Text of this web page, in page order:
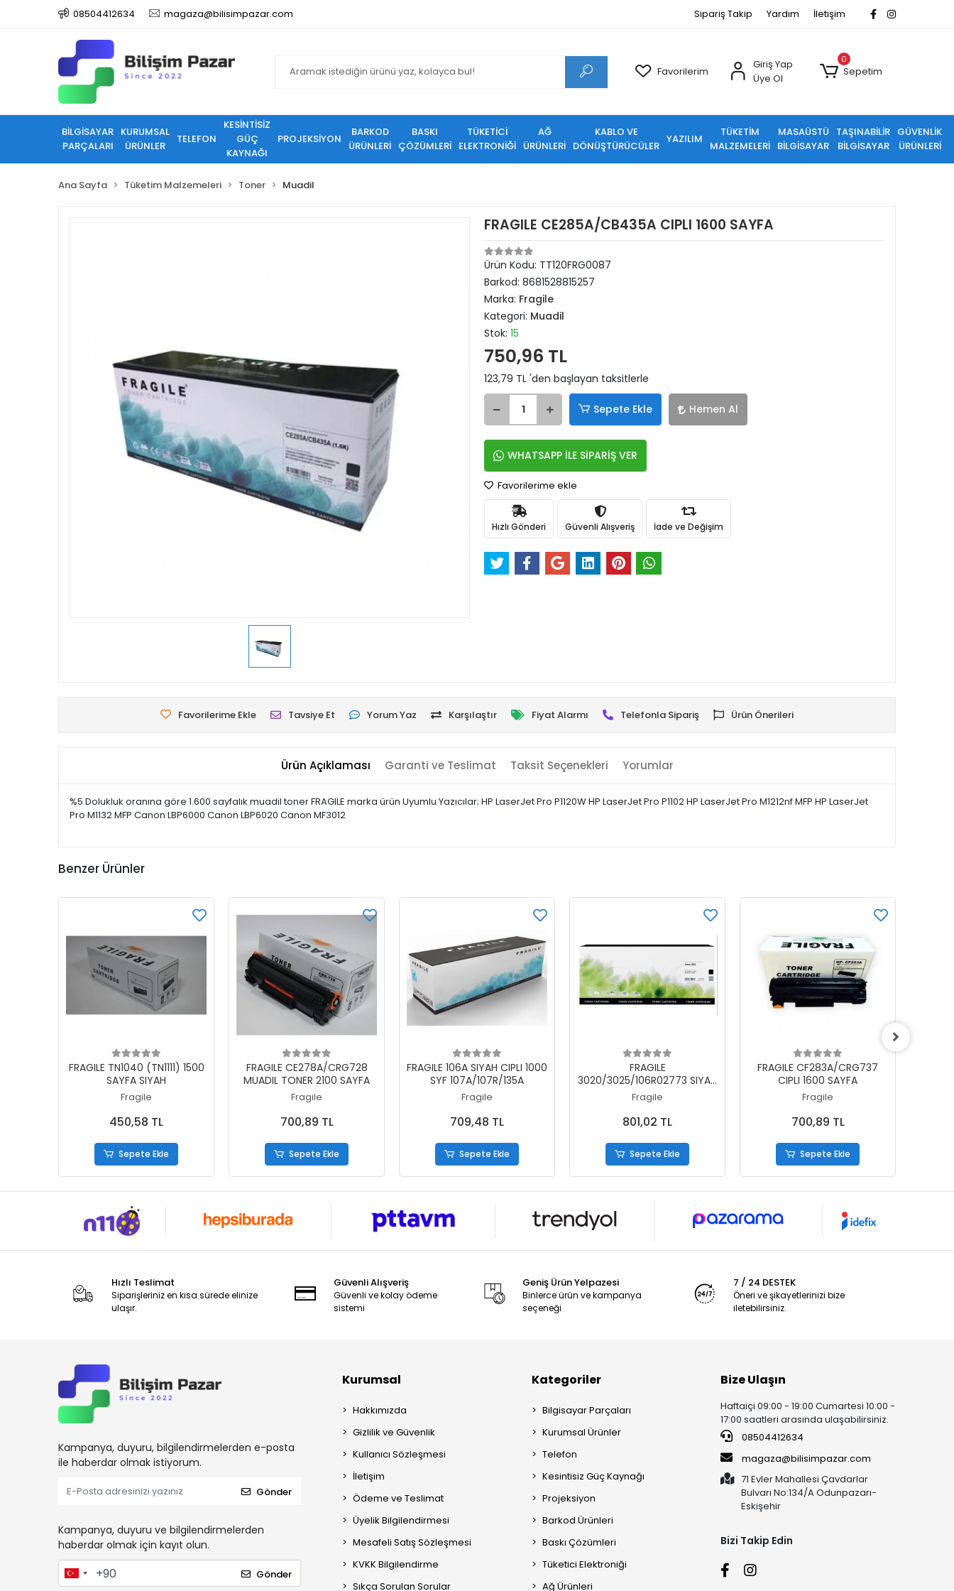
08504412634 magaza@bilisimpazar.com Sipariş Takip Yardım İletişim
Favorilerim
Giriş Yap
Üye Ol
0
Sepetim
BİLGİSAYAR
PARÇALARI
KURUMSAL
ÜRÜNLER
TELEFON
KESİNTİSİZ
GÜÇ
KAYNAĞI
PROJEKSİYON
BARKOD
ÜRÜNLERİ
BASKI
ÇÖZÜMLERİ
TÜKETİCİ
ELEKTRONİĞİ
AĞ
ÜRÜNLERİ
KABLO VE
DÖNÜŞTÜRÜCÜLER
YAZILIM
TÜKETİM
MALZEMELERİ
MASAÜSTÜ
BİLGİSAYAR
TAŞINABİLİR
BİLGİSAYAR
GÜVENLİK
ÜRÜNLERİ
Ana Sayfa Tüketim Malzemeleri Toner Muadil
FRAGILE CE285A/CB435A CIPLI 1600 SAYFA
Ürün Kodu: TT120FRG0087
Barkod: 8681528815257
Marka: Fragile
Kategori: Muadil
Stok: 15
750,96 TL
123,79 TL 'den başlayan taksitlerle
Sepete Ekle Hemen Al
WHATSAPP İLE SİPARİŞ VER
Favorilerime ekle
Hızlı Gönderi Güvenli Alışveriş İade ve Değişim
Favorilerime Ekle Tavsiye Et Yorum Yaz Karşılaştır Fiyat Alarmı Telefonla Sipariş Ürün Önerileri
Ürün Açıklaması Garanti ve Teslimat Taksit Seçenekleri Yorumlar
%5 Dolukluk oranına göre 1.600 sayfalık muadil toner FRAGILE marka ürün Uyumlu Yazıcılar; HP LaserJet Pro P1120W HP LaserJet Pro P1102 HP LaserJet Pro M1212nf MFP HP LaserJet
Pro M1132 MFP Canon LBP6000 Canon LBP6020 Canon MF3012
Benzer Ürünler
Sepete Ekle
FRAGILE TN1040 (TN1111) 1500
SAYFA SIYAH
Fragile
450,58 TL
Sepete Ekle
Sepete Ekle
FRAGILE CE278A/CRG728
MUADIL TONER 2100 SAYFA
Fragile
700,89 TL
Sepete Ekle
Sepete Ekle
FRAGILE 106A SIYAH CIPLI 1000
SYF 107A/107R/135A
Fragile
709,48 TL
Sepete Ekle
Sepete Ekle
FRAGILE
3020/3025/106R02773 SIYAH
1500 SAYFA
Fragile
801,02 TL
Sepete Ekle
Sepete Ekle
FRAGILE CF283A/CRG737
CIPLI 1600 SAYFA
Fragile
700,89 TL
Sepete Ekle
Hızlı Teslimat
Siparişleriniz en kısa sürede elinize
ulaşır.
Güvenli Alışveriş
Güvenli ve kolay ödeme
sistemi
Geniş Ürün Yelpazesi
Binlerce ürün ve kampanya
seçeneği
7 / 24 DESTEK
Öneri ve şikayetlerinizi bize
iletebilirsiniz.
Kampanya, duyuru, bilgilendirmelerden e-posta
ile haberdar olmak istiyorum.
Gönder
Kampanya, duyuru ve bilgilendirmelerden
haberdar olmak için kayıt olun.
Gönder
Kurumsal
Hakkımızda
Gizlilik ve Güvenlik
Kullanıcı Sözleşmesi
İletişim
Ödeme ve Teslimat
Üyelik Bilgilendirmesi
Mesafeli Satış Sözleşmesi
KVKK Bilgilendirme
Sıkça Sorulan Sorular
Kategoriler
Bilgisayar Parçaları
Kurumsal Ürünler
Telefon
Kesintisiz Güç Kaynağı
Projeksiyon
Barkod Ürünleri
Baskı Çözümleri
Tüketici Elektroniği
Ağ Ürünleri
Bize Ulaşın
Haftaiçi 09:00 - 19:00 Cumartesi 10:00 -
17:00 saatleri arasında ulaşabilirsiniz.
08504412634
magaza@bilisimpazar.com
71 Evler Mahallesi Çavdarlar
Bulvarı No:134/A Odunpazarı-
Eskişehir
Bizi Takip Edin